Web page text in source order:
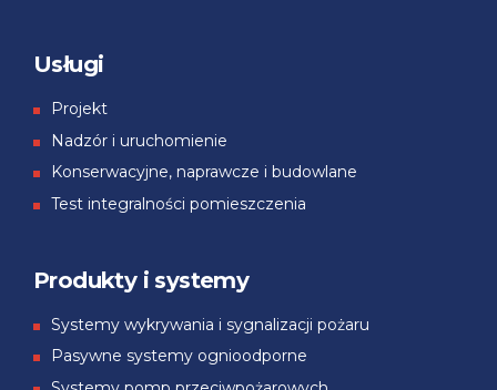
Usługi
Projekt
Nadzór i uruchomienie
Konserwacyjne, naprawcze i budowlane
Test integralności pomieszczenia
Produkty i systemy
Systemy wykrywania i sygnalizacji pożaru
Pasywne systemy ognioodporne